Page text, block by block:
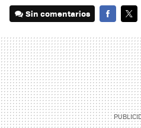
Sin comentarios